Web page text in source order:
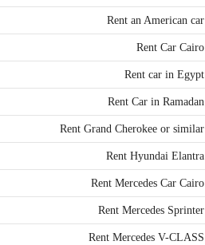
Rent an American car
Rent Car Cairo
Rent car in Egypt
Rent Car in Ramadan
Rent Grand Cherokee or similar
Rent Hyundai Elantra
Rent Mercedes Car Cairo
Rent Mercedes Sprinter
Rent Mercedes V-CLASS